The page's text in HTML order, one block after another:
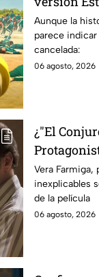
se sabe al
Aunque la
parece
cancelada:
06 agosto, 2026
¿"El
señales
grabación
Vera Farmiga,
inexplicables
de la película
06 agosto, 2026